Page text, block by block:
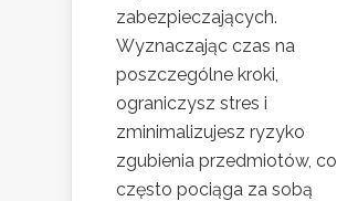
zabezpieczających.
Wyznaczając czas na
poszczególne kroki,
ograniczysz stres i
zminimalizujesz ryzyko
zgubienia przedmiotów, co
często pociąga za sobą